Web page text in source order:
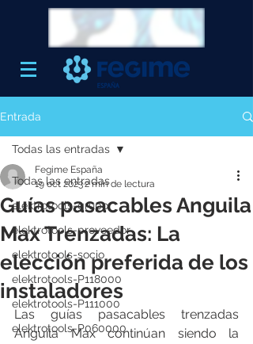
Entrada
Todas las entradas
elektrotools-grupo
elektrotools-proveedor
elektrotools-socio
elektrotools-P118000
elektrotools-P111000
elektrotools-P060000
Todas las entradas
Guías pasacables Anguila
Max Trenzadas: La
elección preferida de los
instaladores
Fegime España
19 oct 20232 min de lectura
Las guías pasacables trenzadas
Anguila Max continúan siendo la